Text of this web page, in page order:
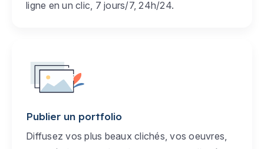
ligne en un clic, 7 jours/7, 24h/24.
Publier un portfolio
Diffusez vos plus beaux clichés, vos oeuvres,